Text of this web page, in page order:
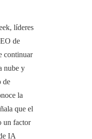
líderes
de
continuar
nube y
de
la
que el
un factor
IA